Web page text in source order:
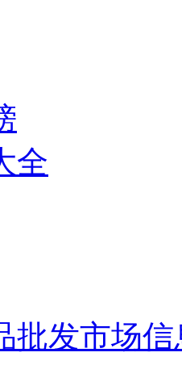
全
批发市场